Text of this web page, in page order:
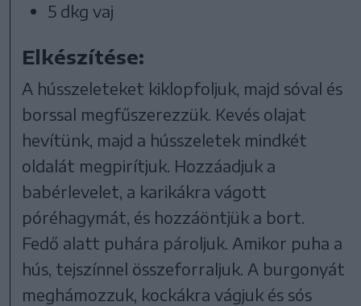
5 dkg vaj
Elkészítése:
A hússzeleteket kiklopfoljuk, majd sóval és
borssal megfűszerezzük. Kevés olajat
hevítünk, majd a hússzeletek mindkét
oldalát megpirítjuk. Hozzáadjuk a
babérlevelet, a karikákra vágott
póréhagymát, és hozzáöntjük a bort.
Fedő alatt puhára pároljuk. Amikor puha a
hús, tejszínnel összeforraljuk. A burgonyát
meghámozzuk, kockákra vágjuk és sós